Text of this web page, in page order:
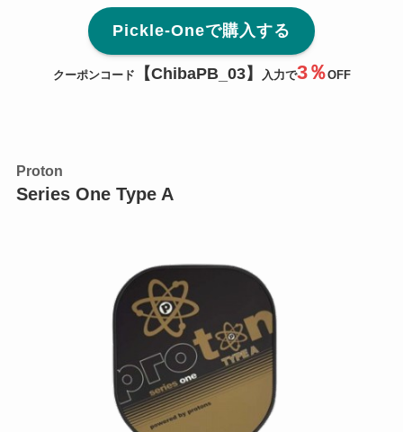
Pickle-Oneで購入する
クーポンコード 【ChibaPB_ 03】 入力で3％OFF
Proton
Series One Type A